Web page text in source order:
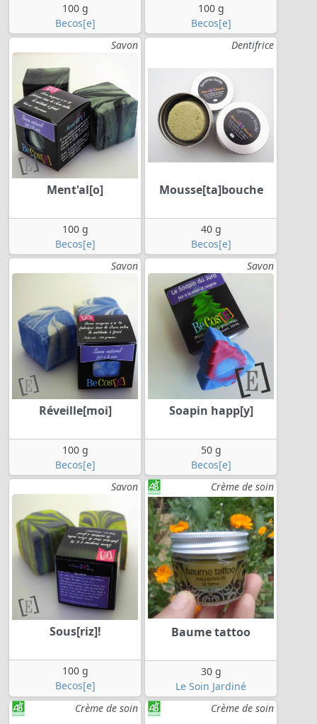
100 g
Becos[e]
100 g
Becos[e]
Savon
Ment'al[o]
100 g
Becos[e]
Dentifrice
Mousse[ta]bouche
40 g
Becos[e]
Savon
Réveille[moi]
100 g
Becos[e]
Savon
Soapin happ[y]
50 g
Becos[e]
Savon
Sous[riz]!
100 g
Becos[e]
Crème de soin
Baume tattoo
30 g
Le Soin Jardiné
Crème de soin
Crème de soin